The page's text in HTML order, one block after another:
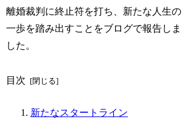
離婚裁判に終止符を打ち、新たな人生の
一歩を踏み出すことをブログで報告しま
した。
目次
新たなスタートライン